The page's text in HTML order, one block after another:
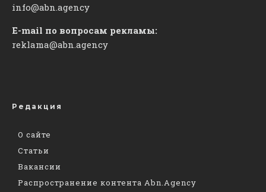
info@abn.agency
E-mail по вопросам рекламы:
reklama@abn.agency
Редакция
О сайте
Статьи
Вакансии
Распространение контента Abn.Agency